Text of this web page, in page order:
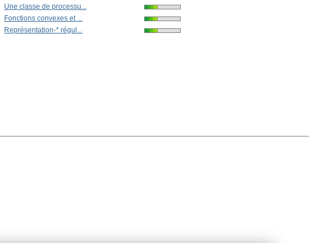
Une classe de processu...
Fonctions convexes et ...
Représentation-* régul...